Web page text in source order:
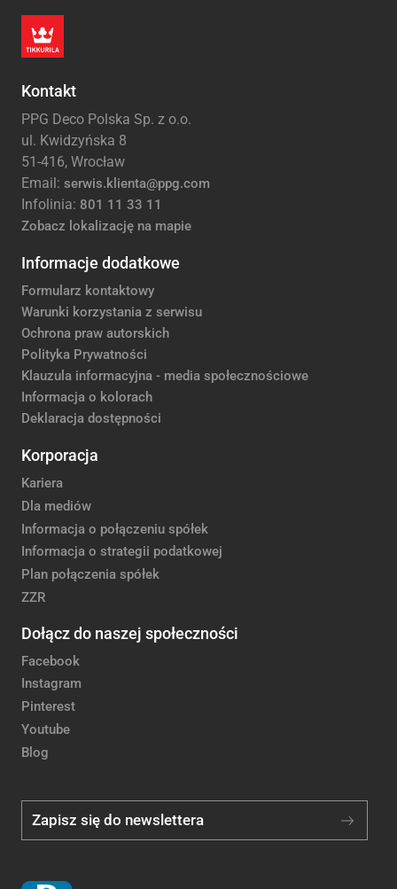
Kontakt
PPG Deco Polska Sp. z o.o.
ul. Kwidzyńska 8
51-416, Wrocław
Email: serwis.klienta@ppg.com
Infolinia: 801 11 33 11
Zobacz lokalizację na mapie
Informacje dodatkowe
Formularz kontaktowy
Warunki korzystania z serwisu
Ochrona praw autorskich
Polityka Prywatności
Klauzula informacyjna - media społecznościowe
Informacja o kolorach
Deklaracja dostępności
Korporacja
Kariera
Dla mediów
Informacja o połączeniu spółek
Informacja o strategii podatkowej
Plan połączenia spółek
ZZR
Dołącz do naszej społeczności
Facebook
Instagram
Pinterest
Youtube
Blog
Zapisz się do newslettera